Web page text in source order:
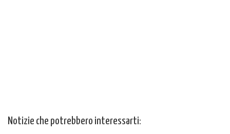
Notizie che potrebbero interessarti: